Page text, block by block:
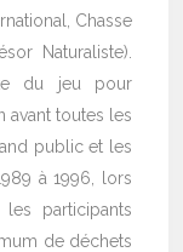
Chasse
Naturaliste).
du jeu pour
avant toutes les
public et les
à 1996, lors
participants
de déchets